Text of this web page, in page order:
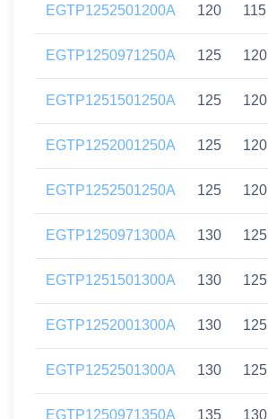
EGTP1252501200A 120 115
EGTP1250971250A 125 120
EGTP1251501250A 125 120
EGTP1252001250A 125 120
EGTP1252501250A 125 120
EGTP1250971300A 130 125
EGTP1251501300A 130 125
EGTP1252001300A 130 125
EGTP1252501300A 130 125
EGTP1250971350A 135 130